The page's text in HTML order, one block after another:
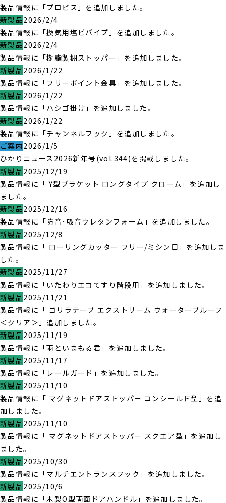
製品情報に「プロビス」を追加しました。
新製品2026/2/4
製品情報に「換気用塩ビパイプ」を追加しました。
新製品2026/2/4
製品情報に「樹脂製棚ストッパー」を追加しました。
新製品2026/1/22
製品情報に「フリーポイント金具」を追加しました。
新製品2026/1/22
製品情報に「ハシゴ掛け」を追加しました。
新製品2026/1/22
製品情報に「チャンネルフック」を追加しました。
ご案内2026/1/5
ひかりニュース2026新年号(vol.344)を掲載しました。
新製品2025/12/19
製品情報に「 Y型ブラケット ロングタイプ クローム」を追加し
ました。
新製品2025/12/16
製品情報に「防音･吸音ウレタンフォーム」を追加しました。
新製品2025/12/8
製品情報に「 ローリングカッター フリー/ミシン目」を追加しま
した。
新製品2025/11/27
製品情報に「いたわりエコてすり階段用」を追加しました。
新製品2025/11/21
製品情報に「 ゴリラテープ エクストリーム ウォータープルーフ
＜クリア＞」追加しました。
新製品2025/11/19
製品情報に「雨といまもる君」を追加しました。
新製品2025/11/17
製品情報に「レールガード」を追加しました。
新製品2025/11/10
製品情報に「 マグネットドアストッパー コンシールド型」を追
加しました。
新製品2025/11/10
製品情報に「 マグネットドアストッパー スクエア型」を追加し
ました。
新製品2025/10/30
製品情報に「マルチエントランスフック」を追加しました。
新製品2025/10/6
製品情報に「木製O型両面ドアハンドル」を追加しました。